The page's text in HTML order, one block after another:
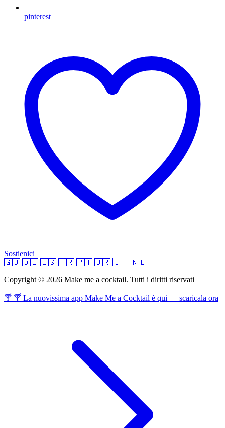
pinterest
Sostienici
🇬🇧 🇩🇪 🇪🇸 🇫🇷 🇵🇹 🇧🇷 🇮🇹 🇳🇱
Copyright © 2026 Make me a cocktail. Tutti i diritti riservati
🍸 🍸 La nuovissima app Make Me a Cocktail è qui — scaricala ora